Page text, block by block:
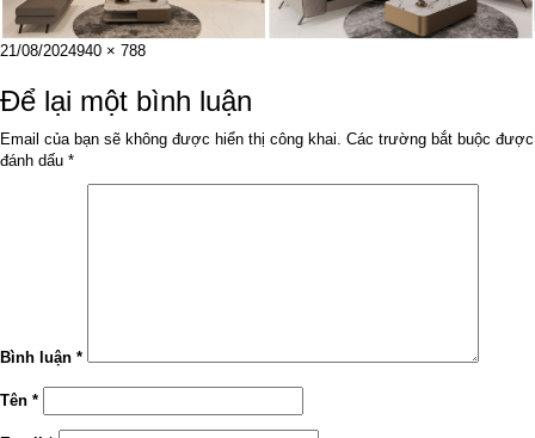
Đăng
ngày
21/08/2024Kích
đầy
đủ
940 × 788
Để lại một bình luận
Email của bạn sẽ không được hiển thị công khai. Các trường bắt buộc được
đánh dấu *
Bình luận *
Tên *